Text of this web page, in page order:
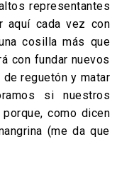
representantes
aquí cada vez con
cosilla más que
con fundar nuevos
reguetón y matar
si nuestros
como dicen
(me da que